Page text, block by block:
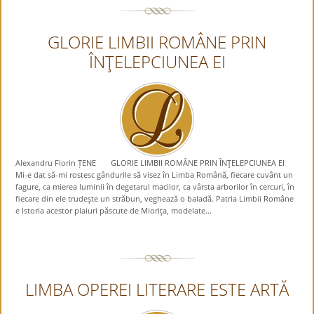
GLORIE LIMBII ROMÂNE PRIN
ÎNŢELEPCIUNEA EI
Alexandru Florin ȚENE GLORIE LIMBII ROMÂNE PRIN ÎNŢELEPCIUNEA EI
Mi-e dat să-mi rostesc gândurile să visez în Limba Română, fiecare cuvânt un
fagure, ca mierea luminii în degetarul macilor, ca vârsta arborilor în cercuri, în
fiecare din ele trudeşte un străbun, veghează o baladă. Patria Limbii Române
e Istoria acestor plaiuri păscute de Mioriţa, modelate...
LIMBA OPEREI LITERARE ESTE ARTĂ